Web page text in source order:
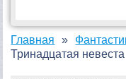
Главная
Тринадцатая невеста